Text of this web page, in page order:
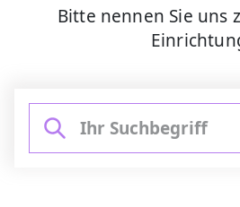
Bitte nennen Sie uns